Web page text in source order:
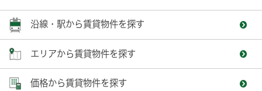
沿線・駅から賃貸物件を探す
エリアから賃貸物件を探す
価格から賃貸物件を探す